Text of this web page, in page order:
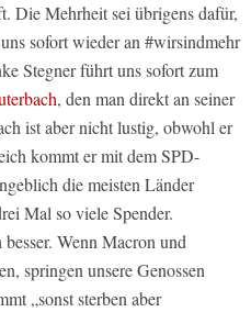
Die Mehrheit sei übrigens dafür,
sofort wieder an #wirsindmehr
Stegner führt uns sofort zum
, den man direkt an seiner
ist aber nicht lustig, obwohl er
kommt er mit dem SPD-
die meisten Länder
Mal so viele Spender.
Wenn Macron und
springen unsere Genossen
„sonst sterben aber